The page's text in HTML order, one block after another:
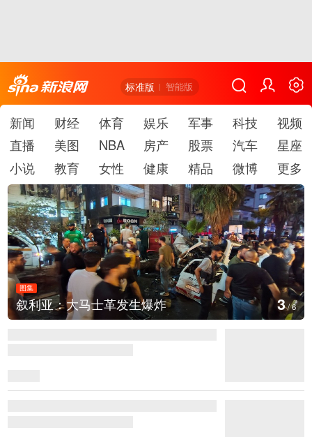
标准版 智能版
新闻 财经 体育 娱乐 军事 科技
视频
直播
美图 NBA 房产 股票 汽车
星座
小说
教育 女性 健康 精品 微博 更多
发生爆炸
图集
云南弥勒：欢庆
4/6